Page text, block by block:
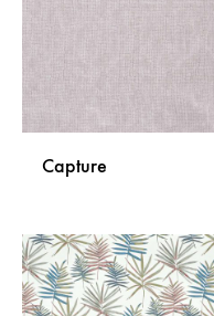
Capture